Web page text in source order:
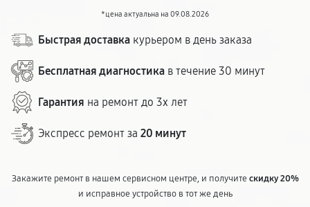
*цена актуальна на 09.08.2026
Быстрая доставка курьером в день заказа
Бесплатная диагностика в течение 30 минут
Гарантия на ремонт до 3х лет
Экспресс ремонт за 20 минут
Закажите ремонт в нашем сервисном центре, и получитескидку 20%
и исправное устройство в тот же день